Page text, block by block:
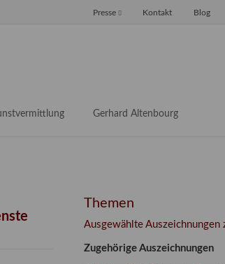
Blog
Kontakt
Presse
Erwachsene
Gerhard Altenbourg
Themen
Ausgewählte Auszeichnungen
Zugehörige Auszeichnungen